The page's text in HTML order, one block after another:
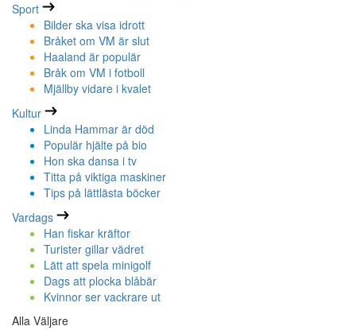
Sport
Bilder ska visa idrott
Bråket om VM är slut
Haaland är populär
Bråk om VM i fotboll
Mjällby vidare i kvalet
Kultur
Linda Hammar är död
Populär hjälte på bio
Hon ska dansa i tv
Titta på viktiga maskiner
Tips på lättlästa böcker
Vardags
Han fiskar kräftor
Turister gillar vädret
Lätt att spela minigolf
Dags att plocka blåbär
Kvinnor ser vackrare ut
Alla Väljare